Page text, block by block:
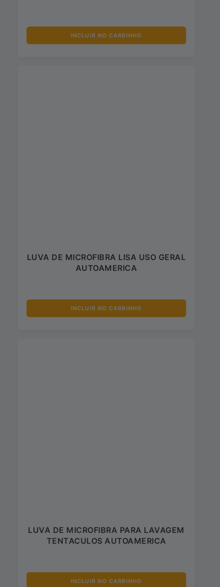
INCLUIR NO CARRINHO
LUVA DE MICROFIBRA LISA USO GERAL
AUTOAMERICA
INCLUIR NO CARRINHO
LUVA DE MICROFIBRA PARA LAVAGEM
TENTACULOS AUTOAMERICA
INCLUIR NO CARRINHO